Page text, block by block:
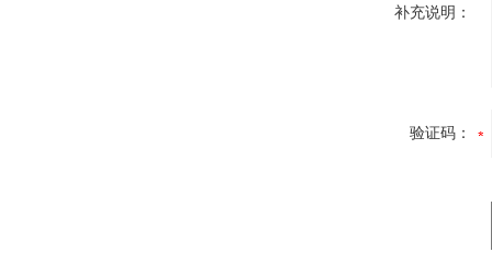
补充说明：
验证码：